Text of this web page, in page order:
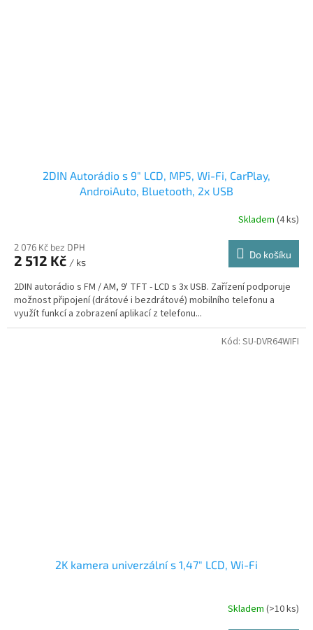
2DIN Autorádio s 9" LCD, MP5, Wi-Fi, CarPlay,
AndroiAuto, Bluetooth, 2x USB
Skladem (4 ks)
2 076 Kč bez DPH
2 512 Kč / ks
Do košíku
2DIN autorádio s FM / AM, 9' TFT - LCD s 3x USB. Zařízení podporuje
možnost připojení (drátové i bezdrátové) mobilního telefonu a
využít funkcí a zobrazení aplikací z telefonu...
2K kamera univerzální s 1,47" LCD, Wi-Fi
Skladem (>10 ks)
Kód: SU-DVR64WIFI